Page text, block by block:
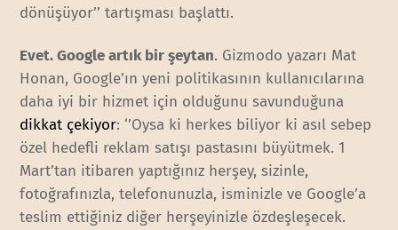
dönüşüyor’’ tartışması başlattı.
Evet. Google artık bir şeytan. Gizmodo yazarı Mat
Honan, Google’ın yeni politikasının kullanıcılarına
daha iyi bir hizmet için olduğunu savunduğuna
dikkat çekiyor: ‘’Oysa ki herkes biliyor ki asıl sebep
özel hedefli reklam satışı pastasını büyütmek. 1
Mart’tan itibaren yaptığınız herşey, sizinle,
fotoğrafınızla, telefonunuzla, isminizle ve Google’a
teslim ettiğiniz diğer herşeyinizle özdeşleşecek.